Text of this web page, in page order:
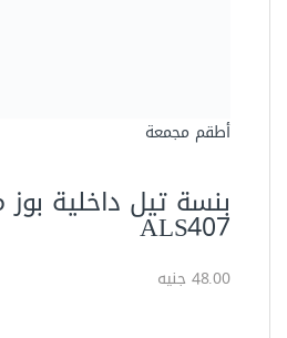
أطقم مجمعة
ALS407
48.00 جنيه